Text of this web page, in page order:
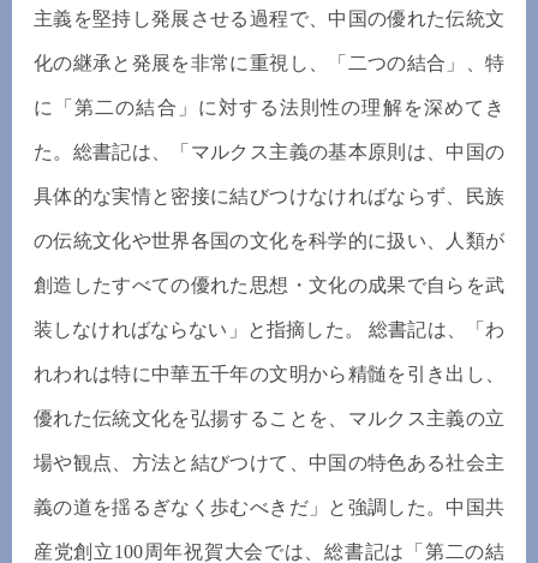
主義を堅持し発展させる過程で、中国の優れた伝統文
化の継承と発展を非常に重視し、「二つの結合」、特
に「第二の結合」に対する法則性の理解を深めてき
た。総書記は、「マルクス主義の基本原則は、中国の
具体的な実情と密接に結びつけなければならず、民族
の伝統文化や世界各国の文化を科学的に扱い、人類が
創造したすべての優れた思想・文化の成果で自らを武
装しなければならない」と指摘した。 総書記は、「わ
れわれは特に中華五千年の文明から精髄を引き出し、
優れた伝統文化を弘揚することを、マルクス主義の立
場や観点、方法と結びつけて、中国の特色ある社会主
義の道を揺るぎなく歩むべきだ」と強調した。中国共
産党創立100周年祝賀大会では、総書記は「第二の結